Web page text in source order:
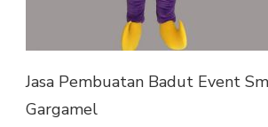
Jasa Pembuatan Badut Event
Gargamel